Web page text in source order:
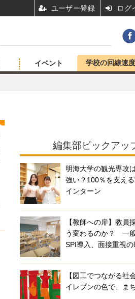
イベント 学校の回線速
編集部ピックアッ
明海大学の観光専攻
強い？100％を支え
インターン
【教師への扉】教員
う変わるのか？ 一
SPI導入、面接重視の
【図工でつながる社
イレブンの色で、ま
ユーザー登録 ログ